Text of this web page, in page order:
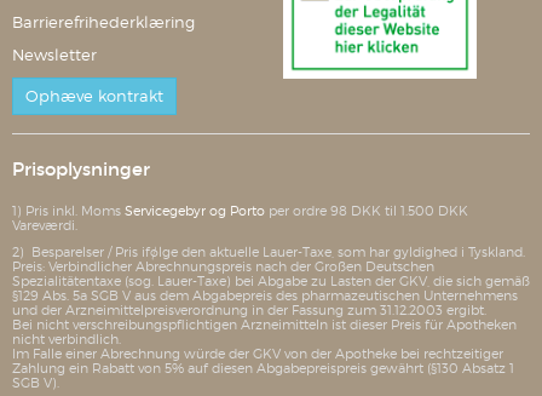
Barrierefrihederklæring
Newsletter
Ophæve kontrakt
Prisoplysninger
1) Pris inkl. Moms Servicegebyr og Porto per ordre 98 DKK til 1.500 DKK
Vareværdi.
2) Besparelser / Pris ifølge den aktuelle Lauer-Taxe, som har gyldighed i Tyskland.
Preis: Verbindlicher Abrechnungspreis nach der Großen Deutschen
Spezialitätentaxe (sog. Lauer-Taxe) bei Abgabe zu Lasten der GKV, die sich gemäß
§129 Abs. 5a SGB V aus dem Abgabepreis des pharmazeutischen Unternehmens
und der Arzneimittelpreisverordnung in der Fassung zum 31.12.2003 ergibt.
Bei nicht verschreibungspflichtigen Arzneimitteln ist dieser Preis für Apotheken
nicht verbindlich.
Im Falle einer Abrechnung würde der GKV von der Apotheke bei rechtzeitiger
Zahlung ein Rabatt von 5% auf diesen Abgabepreispreis gewährt (§130 Absatz 1
SGB V).